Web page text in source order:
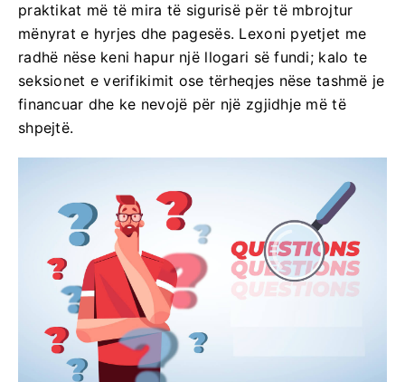
praktikat më të mira të sigurisë për të mbrojtur
mënyrat e hyrjes dhe pagesës. Lexoni pyetjet me
radhë nëse keni hapur një llogari së fundi; kalo te
seksionet e verifikimit ose tërheqjes nëse tashmë je
financuar dhe ke nevojë për një zgjidhje më të
shpejtë.